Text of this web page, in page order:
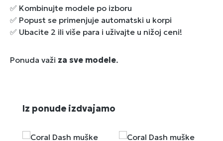
✅ Kombinujte modele po izboru
✅ Popust se primenjuje automatski u korpi
✅ Ubacite 2 ili više para i uživajte u nižoj ceni!
Ponuda važi za sve modele.
Preskoči galeriju proizvoda
Iz ponude izdvajamo